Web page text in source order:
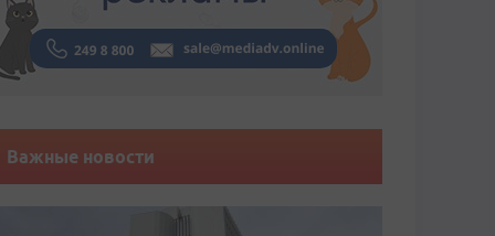
Важные новости